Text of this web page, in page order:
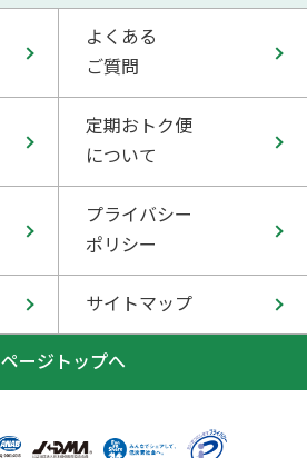
よくある
ご質問
定期おトク便
について
プライバシー
ポリシー
サイトマップ
ページトップへ